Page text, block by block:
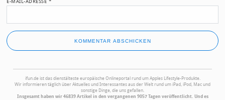
E-MAIL-ADRESSE *
ifun.de ist das dienstälteste europäische Onlineportal rund um Apples Lifestyle-Produkte.
Wir informieren täglich über Aktuelles und Interessantes aus der Welt rund um iPad, iPod, Mac und
sonstige Dinge, die uns gefallen.
Insgesamt haben wir 46839 Artikel in den vergangenen 9057 Tagen veröffentlicht. Und es